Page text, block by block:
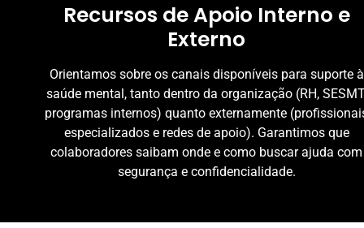
Recursos de Apoio Interno e
Externo
Orientamos sobre os canais disponíveis para suporte à
saúde mental, tanto dentro da organização (RH,
programas internos) quanto externamente
especializados e redes de apoio). Garantimos que
colaboradores saibam onde e como buscar ajuda com
segurança e confidencialidade.